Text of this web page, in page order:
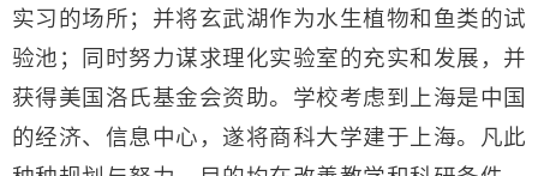
实习的场所；并将玄武湖作为水生植物和鱼类的试
验池；同时努力谋求理化实验室的充实和发展，并
获得美国洛氏基金会资助。学校考虑到上海是中国
的经济、信息中心，遂将商科大学建于上海。凡此